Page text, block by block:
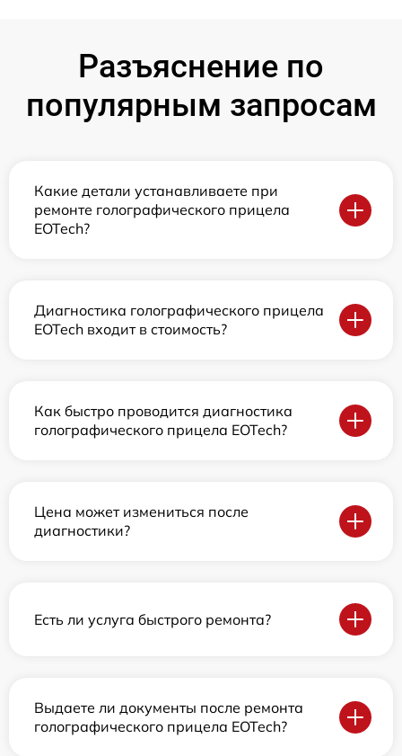
Разъяснение по
популярным запросам
Какие детали устанавливаете при
ремонте голографического прицела
EOTech?
Диагностика голографического прицела
EOTech входит в стоимость?
Как быстро проводится диагностика
голографического прицела EOTech?
Цена может измениться после
диагностики?
Есть ли услуга быстрого ремонта?
Выдаете ли документы после ремонта
голографического прицела EOTech?